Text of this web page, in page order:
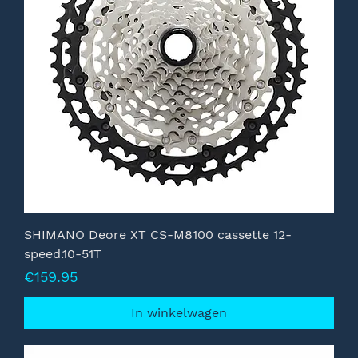
SHIMANO Deore XT CS-M8100 cassette 12-
speed.10-51T
Prijs
€159.95
In winkelwagen